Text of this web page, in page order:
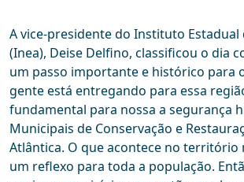
A vice-presidente do Instituto
(Inea), Deise Delfino, classificou o dia
um passo importante e histórico para
gente está entregando para essa
fundamental para nossa a segurança
Municipais de Conservação e
Atlântica. O que acontece no território
um reflexo para toda a população.